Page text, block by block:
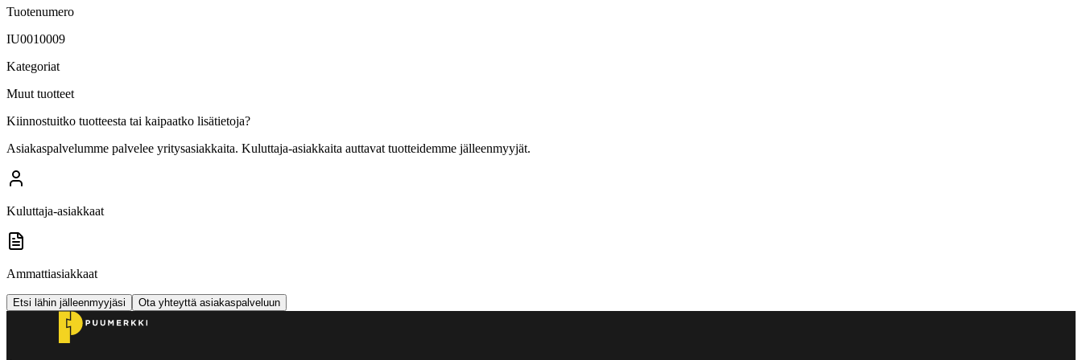
Tuotenumero
IU0010009
Kategoriat
Muut tuotteet
Kiinnostuitko tuotteesta tai kaipaatko lisätietoja?
Asiakaspalvelumme palvelee yritysasiakkaita. Kuluttaja-asiakkaita auttavat tuotteidemme jälleenmyyjät.
Kuluttaja-asiakkaat
Ammattiasiakkaat
Etsi lähin jälleenmyyjäsi Ota yhteyttä asiakaspalveluun